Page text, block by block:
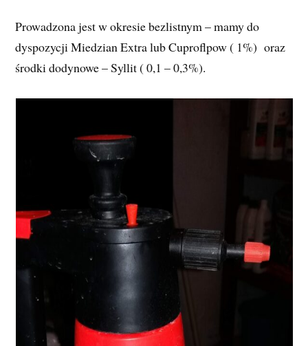
Prowadzona jest w okresie bezlistnym – mamy do
dyspozycji Miedzian Extra lub Cuproflpow ( 1%) oraz
środki dodynowe – Syllit ( 0,1 – 0,3%).